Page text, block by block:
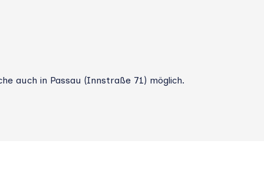
auch in Passau (Innstraße 71) möglich.